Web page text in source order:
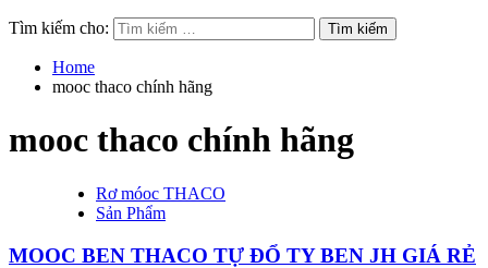
Tìm kiếm cho:
Home
mooc thaco chính hãng
mooc thaco chính hãng
Rơ móoc THACO
Sản Phẩm
MOOC BEN THACO TỰ ĐỔ TY BEN JH GIÁ RẺ